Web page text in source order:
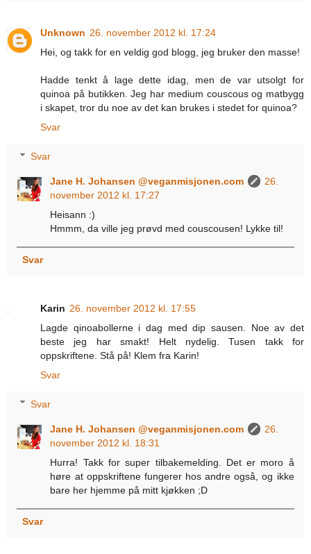
Unknown 26. november 2012 kl. 17:24
Hei, og takk for en veldig god blogg, jeg bruker den masse!
Hadde tenkt å lage dette idag, men de var utsolgt for
quinoa på butikken. Jeg har medium couscous og matbygg
i skapet, tror du noe av det kan brukes i stedet for quinoa?
Svar
Svar
Jane H. Johansen @veganmisjonen.com
26.
november 2012 kl. 17:27
Heisann :)
Hmmm, da ville jeg prøvd med couscousen! Lykke til!
Svar
Karin 26. november 2012 kl. 17:55
Lagde qinoabollerne i dag med dip sausen. Noe av det
beste jeg har smakt! Helt nydelig. Tusen takk for
oppskriftene. Stå på! Klem fra Karin!
Svar
Svar
Jane H. Johansen @veganmisjonen.com
26.
november 2012 kl. 18:31
Hurra! Takk for super tilbakemelding. Det er moro å
høre at oppskriftene fungerer hos andre også, og ikke
bare her hjemme på mitt kjøkken ;D
Svar